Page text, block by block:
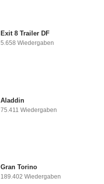
Exit 8 Trailer DF
5.658 Wiedergaben
Aladdin
75.411 Wiedergaben
Gran Torino
189.402 Wiedergaben